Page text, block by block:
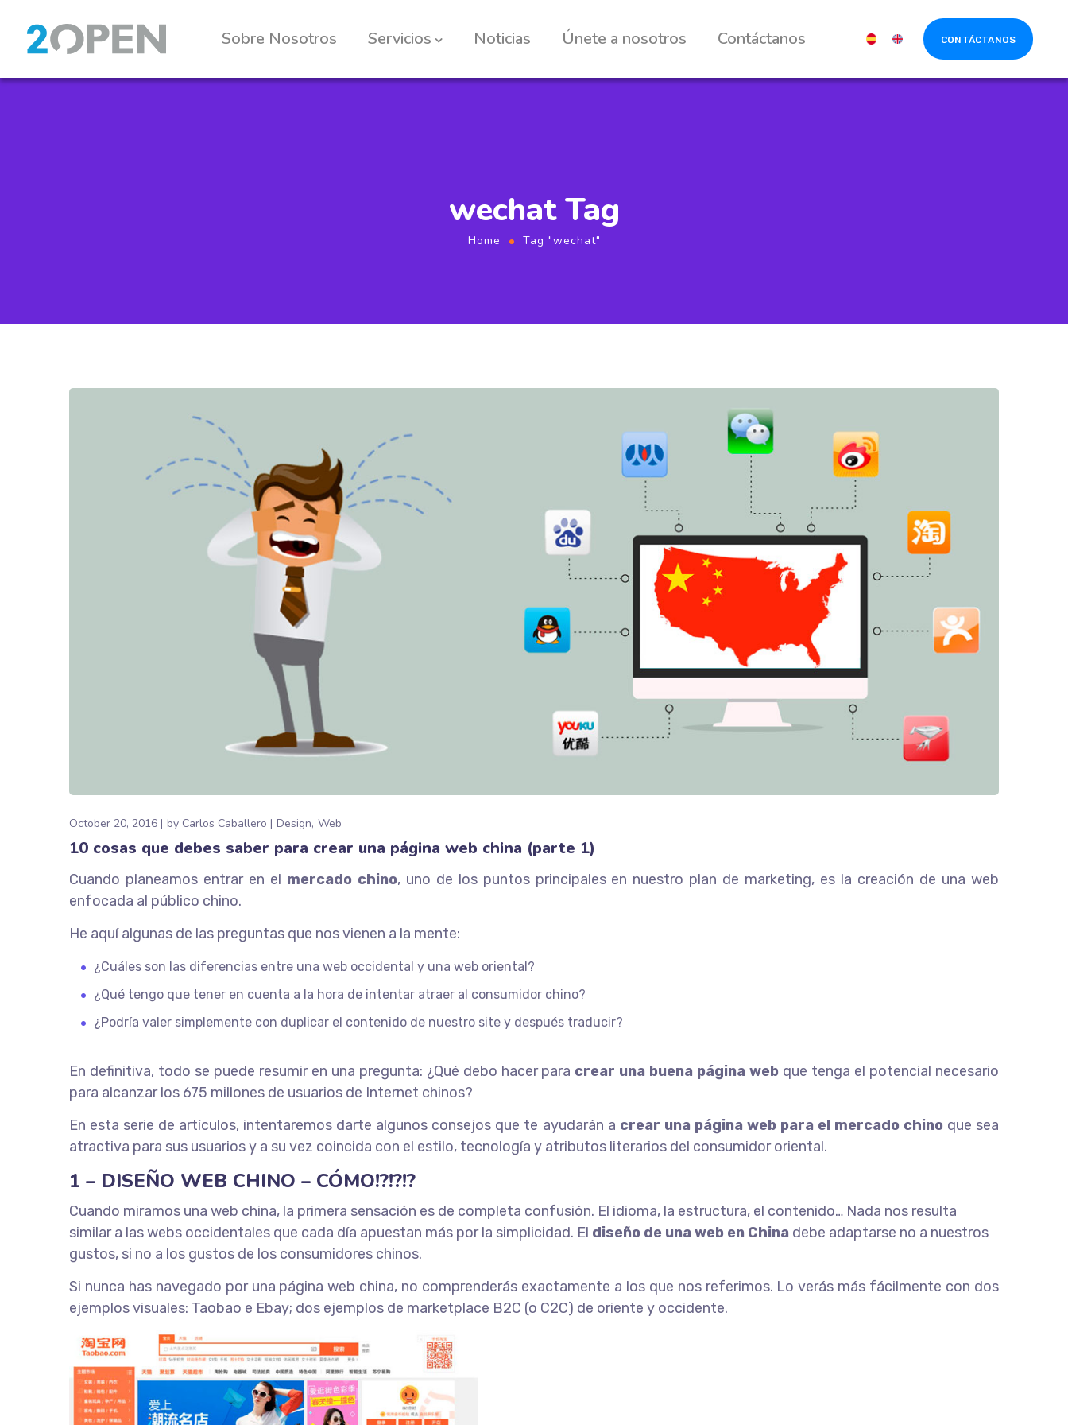
Sobre Nosotros Servicios Noticias Únete a nosotros Contáctanos CONTÁCTANOS
wechat Tag
Home Tag "wechat"
October 20, 2016 by Carlos Caballero Design Web
10 cosas que debes saber para crear una página web china (parte 1)
Cuando planeamos entrar en el mercado chino, uno de los puntos principales en nuestro plan de marketing, es la creación de una web
enfocada al público chino.
He aquí algunas de las preguntas que nos vienen a la mente:
¿Cuáles son las diferencias entre una web occidental y una web oriental?
¿Qué tengo que tener en cuenta a la hora de intentar atraer al consumidor chino?
¿Podría valer simplemente con duplicar el contenido de nuestro site y después traducir?
En definitiva, todo se puede resumir en una pregunta: ¿Qué debo hacer para crear una buena página web que tenga el potencial necesario
para alcanzar los 675 millones de usuarios de Internet chinos?
En esta serie de artículos, intentaremos darte algunos consejos que te ayudarán a crear una página web para el mercado chinoque sea
atractiva para sus usuarios y a su vez coincida con el estilo, tecnología y atributos literarios del consumidor oriental.
1 – DISEÑO WEB CHINO – CÓMO!?!?!?
Cuando miramos una web china, la primera sensación es de completa confusión. El idioma, la estructura, el contenido… Nada nos resulta
similar a las webs occidentales que cada día apuestan más por la simplicidad. El diseño de una web en China debe adaptarse no a nuestros
gustos, si no a los gustos de los consumidores chinos.
Si nunca has navegado por una página web china, no comprenderás exactamente a los que nos referimos. Lo verás más fácilmente con dos
ejemplos visuales: Taobao e Ebay; dos ejemplos de marketplace B2C (o C2C) de oriente y occidente.